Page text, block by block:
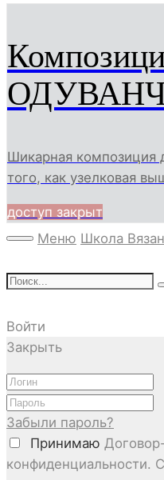
Шикарная композиция
того, как узелковая
доступ закрыт
Меню Школа
Войти
Закрыть
Забыли пароль?
Принимаю
конфиденциальности.